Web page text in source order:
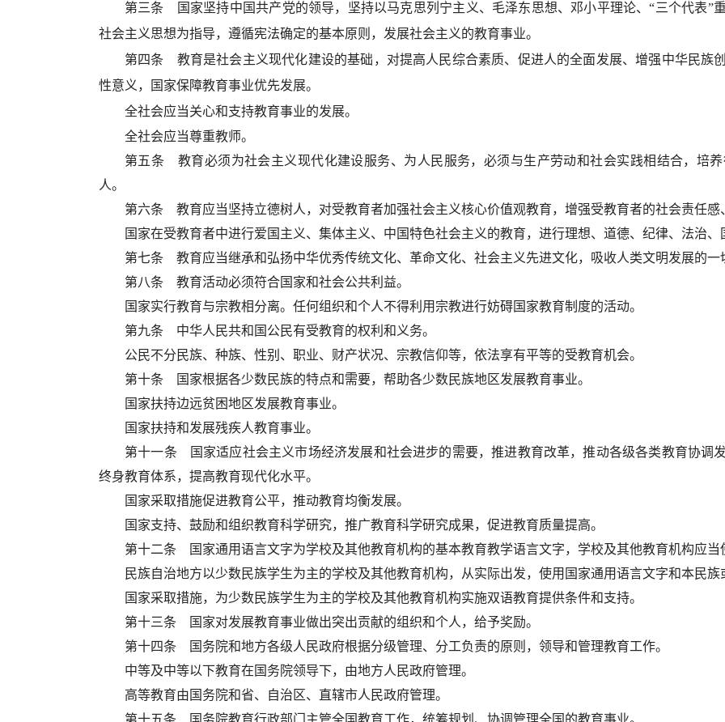
第三条 国家坚持中国共产党的领导，坚持以马克思列宁主义、毛泽东思想、邓小平理论、“三个代表”
社会主义思想为指导，遵循宪法确定的基本原则，发展社会主义的教育事业。
第四条 教育是社会主义现代化建设的基础，对提高人民综合素质、促进人的全面发展、增强中华民族
性意义，国家保障教育事业优先发展。
全社会应当关心和支持教育事业的发展。
全社会应当尊重教师。
第五条 教育必须为社会主义现代化建设服务、为人民服务，必须与生产劳动和社会实践相结合，培
人。
第六条 教育应当坚持立德树人，对受教育者加强社会主义核心价值观教育，增强受教育者的社会责任感
国家在受教育者中进行爱国主义、集体主义、中国特色社会主义的教育，进行理想、道德、纪律、法治、
第七条 教育应当继承和弘扬中华优秀传统文化、革命文化、社会主义先进文化，吸收人类文明发展的一
第八条 教育活动必须符合国家和社会公共利益。
国家实行教育与宗教相分离。任何组织和个人不得利用宗教进行妨碍国家教育制度的活动。
第九条 中华人民共和国公民有受教育的权利和义务。
公民不分民族、种族、性别、职业、财产状况、宗教信仰等，依法享有平等的受教育机会。
第十条 国家根据各少数民族的特点和需要，帮助各少数民族地区发展教育事业。
国家扶持边远贫困地区发展教育事业。
国家扶持和发展残疾人教育事业。
第十一条 国家适应社会主义市场经济发展和社会进步的需要，推进教育改革，推动各级各类教育协调
终身教育体系，提高教育现代化水平。
国家采取措施促进教育公平，推动教育均衡发展。
国家支持、鼓励和组织教育科学研究，推广教育科学研究成果，促进教育质量提高。
第十二条 国家通用语言文字为学校及其他教育机构的基本教育教学语言文字，学校及其他教育机构应当
民族自治地方以少数民族学生为主的学校及其他教育机构，从实际出发，使用国家通用语言文字和本民族
国家采取措施，为少数民族学生为主的学校及其他教育机构实施双语教育提供条件和支持。
第十三条 国家对发展教育事业做出突出贡献的组织和个人，给予奖励。
第十四条 国务院和地方各级人民政府根据分级管理、分工负责的原则，领导和管理教育工作。
中等及中等以下教育在国务院领导下，由地方人民政府管理。
高等教育由国务院和省、自治区、直辖市人民政府管理。
第十五条 国务院教育行政部门主管全国教育工作，统筹规划、协调管理全国的教育事业。